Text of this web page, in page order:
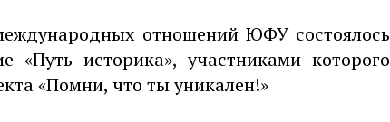
отношений ЮФУ состоялось
«Путь историка», участниками которого
«Помни, что ты уникален!»